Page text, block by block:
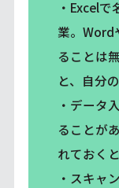
・Excel
業。Word
ることは
と、自分
・データ
ることが
れておく
・スキャ